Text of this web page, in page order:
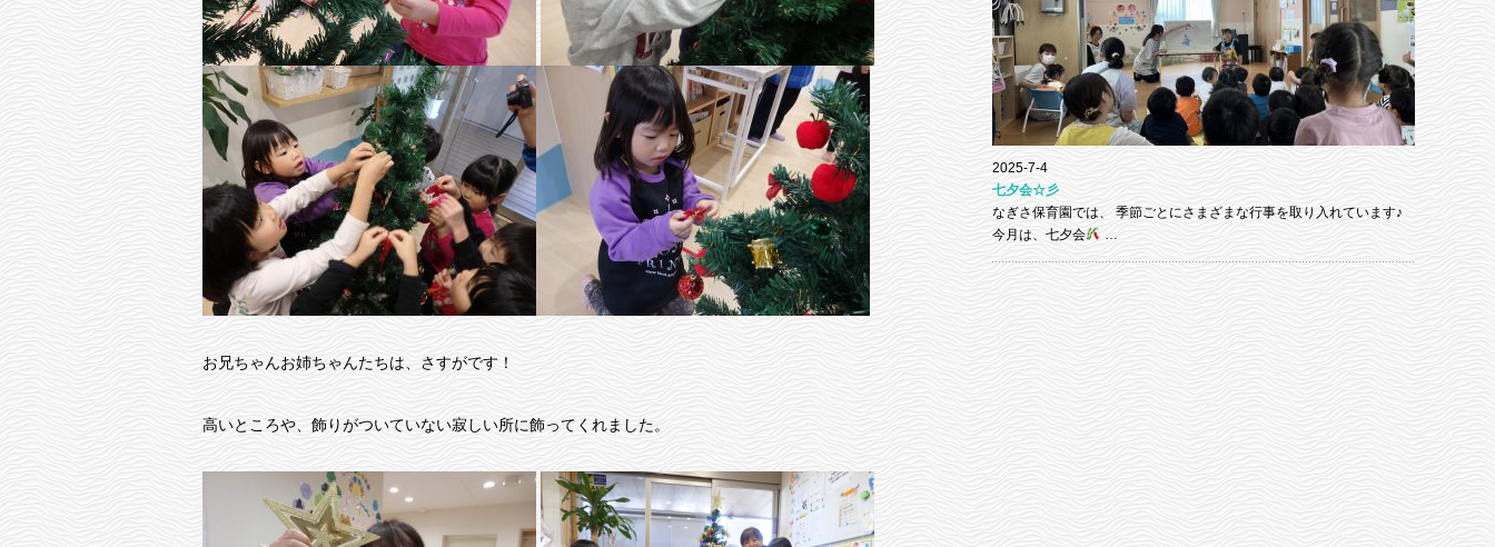
お兄ちゃんお姉ちゃんたちは、さすがです！
高いところや、飾りがついていない寂しい所に飾ってくれました。
2025-7-4
七夕会☆彡
なぎさ保育園では、 季節ごとにさまざまな行事を取り入れています♪
今月は、七夕会
…